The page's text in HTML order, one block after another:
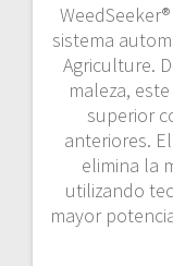
sistema
Agriculture.
maleza,
superior
anteriores.
elimina la
utilizando
mayor